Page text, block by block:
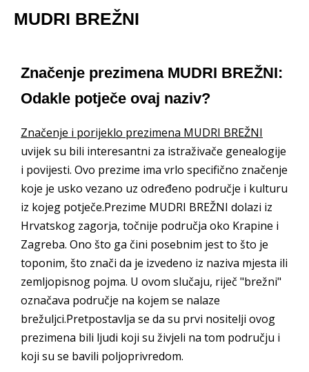
MUDRI BREŽNI
Značenje prezimena MUDRI BREŽNI:
Odakle potječe ovaj naziv?
Značenje i porijeklo prezimena MUDRI BREŽNI
uvijek su bili interesantni za istraživače genealogije
i povijesti. Ovo prezime ima vrlo specifično značenje
koje je usko vezano uz određeno područje i kulturu
iz kojeg potječe.Prezime MUDRI BREŽNI dolazi iz
Hrvatskog zagorja, točnije područja oko Krapine i
Zagreba. Ono što ga čini posebnim jest to što je
toponim, što znači da je izvedeno iz naziva mjesta ili
zemljopisnog pojma. U ovom slučaju, riječ "brežni"
označava područje na kojem se nalaze
brežuljci.Pretpostavlja se da su prvi nositelji ovog
prezimena bili ljudi koji su živjeli na tom području i
koji su se bavili poljoprivredom.